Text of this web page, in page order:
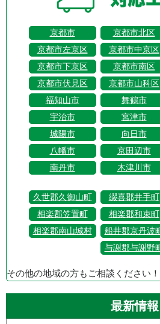
京都市 京都市北区
京都市左京区
京都市中京区
京都市下京区
京都市南区
京都市伏見区
京都市山科区
福知山市
舞鶴市
宇治市
宮津市
城陽市
向日市
八幡市
京田辺市
南丹市
木津川市
久世郡久御山町 綴喜郡井手町
相楽郡笠置町
相楽郡和束町
相楽郡南山城村
船井郡京丹波町
与謝郡与謝野町
その他の地域の方もご相談ください！
最新情報